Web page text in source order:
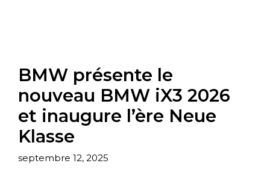
BMW présente le
nouveau BMW iX3 2026
et inaugure l’ère Neue
Klasse
septembre 12, 2025